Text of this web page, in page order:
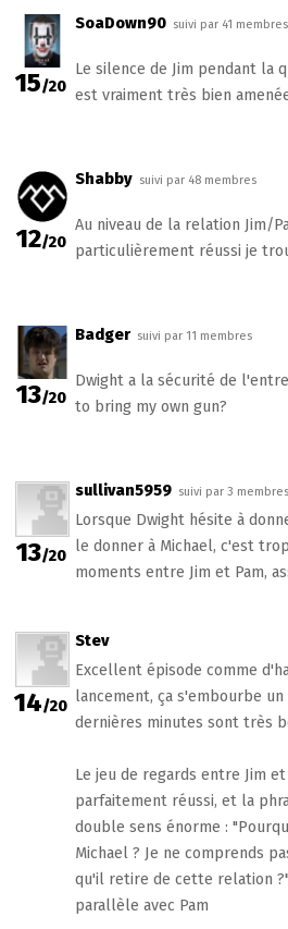
15/20
SoaDown90 suivi par 41 membres
Le silence de Jim pendant la
est vraiment très bien
12/20
Shabby suivi par 48 membres
Au niveau de la relation Jim/
particulièrement réussi je
13/20
Badger suivi par 11 membres
Dwight a la sécurité de
to bring my own gun?
13/20
sullivan5959 suivi par 3 membres
Lorsque Dwight hésite à
le donner à Michael, c'est
moments entre Jim et Pam,
14/20
Stev
Excellent épisode comme
lancement, ça s'embourbe
dernières minutes sont très
Le jeu de regards entre Jim
parfaitement réussi, et la
double sens énorme :
Michael ? Je ne comprends
qu'il retire de cette relation
parallèle avec Pam